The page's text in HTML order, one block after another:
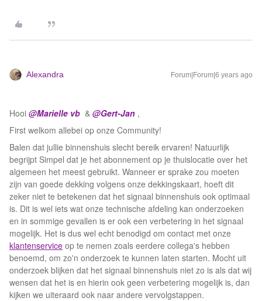
Alexandra Forum|Forum|6 years ago
Hooi @Marielle vb & @Gert-Jan ,
First welkom allebei op onze Community!
Balen dat jullie binnenshuis slecht bereik ervaren! Natuurlijk
begrijpt Simpel dat je het abonnement op je thuislocatie over het
algemeen het meest gebruikt. Wanneer er sprake zou moeten
zijn van goede dekking volgens onze dekkingskaart, hoeft dit
zeker niet te betekenen dat het signaal binnenshuis ook optimaal
is. Dit is wel iets wat onze technische afdeling kan onderzoeken
en in sommige gevallen is er ook een verbetering in het signaal
mogelijk. Het is dus wel echt benodigd om contact met onze
klantenservice op te nemen zoals eerdere collega's hebben
benoemd, om zo'n onderzoek te kunnen laten starten. Mocht uit
onderzoek blijken dat het signaal binnenshuis niet zo is als dat wij
wensen dat het is en hierin ook geen verbetering mogelijk is, dan
kijken we uiteraard ook naar andere vervolgstappen.